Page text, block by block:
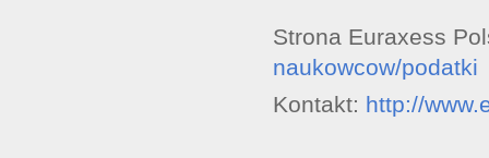
Strona Euraxess
naukowcow/podatki
Kontakt: http://